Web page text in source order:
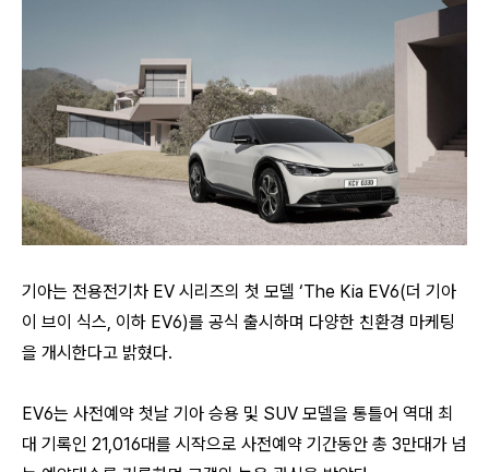
기아는 전용전기차 EV 시리즈의 첫 모델 ‘The Kia EV6(더 기아
이 브이 식스, 이하 EV6)를 공식 출시하며 다양한 친환경 마케팅
을 개시한다고 밝혔다.
EV6는 사전예약 첫날 기아 승용 및 SUV 모델을 통틀어 역대 최
대 기록인 21,016대를 시작으로 사전예약 기간동안 총 3만대가 넘